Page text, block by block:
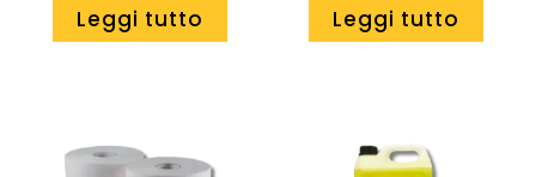
Leggi tutto Leggi tutto